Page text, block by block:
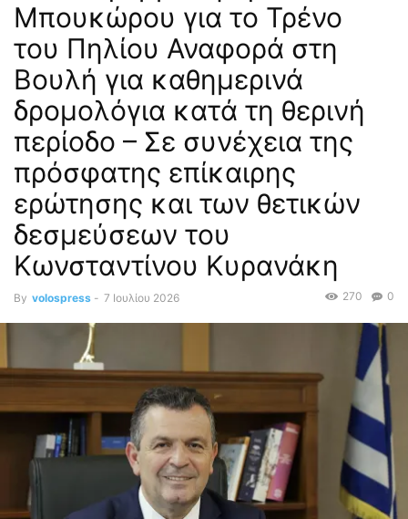
Μπουκώρου για το Τρένο
του Πηλίου Αναφορά στη
Βουλή για καθημερινά
δρομολόγια κατά τη θερινή
περίοδο – Σε συνέχεια της
πρόσφατης επίκαιρης
ερώτησης και των θετικών
δεσμεύσεων του
Κωνσταντίνου Κυρανάκη
By volospress - 7 Ιουλίου 2026 0
270